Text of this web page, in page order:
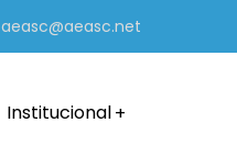
aeasc@aeasc.net
Institucional